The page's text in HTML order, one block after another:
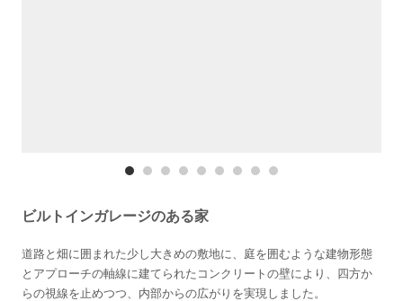
ビルトインガレージのある家
道路と畑に囲まれた少し大きめの敷地に、庭を囲むような建物形態
とアプローチの軸線に建てられたコンクリートの壁により、四方か
らの視線を止めつつ、内部からの広がりを実現しました。